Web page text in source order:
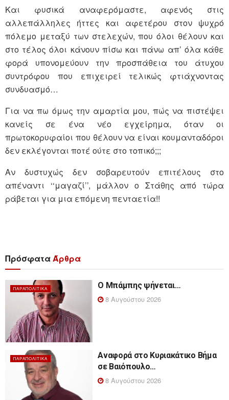
Και φυσικά αναφερόμαστε, αφενός στις
αλλεπάλληλες ήττες και αφετέρου στον ψυχρό
πόλεμο μεταξύ των στελεχών, που όλοι θέλουν και
στο τέλος όλοι κάνουν πίσω και πάνω απ’ όλα κάθε
φορά υπονομεύουν την προσπάθεια του άτυχου
συντρόφου που επιχειρεί τελικώς φτιάχνοντας
συνδυασμό…
Για να πω όμως την αμαρτία μου, πώς να πιστέψει
κανείς σε ένα νέο εγχείρημα, όταν οι
πρωτοκορυφαίοι που θέλουν να είναι κουμανταδόροι
δεν εκλέγονται ποτέ ούτε στο τοπικό;;;
Αν δυστυχώς δεν σοβαρευτούν επιτέλους στο
απέναντι ‘‘μαγαζί’’, μάλλον ο Στάθης από τώρα
ράβεται για μια επόμενη πενταετία!!
ΠρόσφαταΆρθρα
ΠΑΡΑΠΟΛΙΤΙΚΆ
Ο Μπάμπης ψήνεται…
8 Αυγούστου 2026
ΠΑΡΑΠΟΛΙΤΙΚΆ
Αναφορά στο Κυριακάτικο Βήμα
σε Βαιόπουλο…
8 Αυγούστου 2026